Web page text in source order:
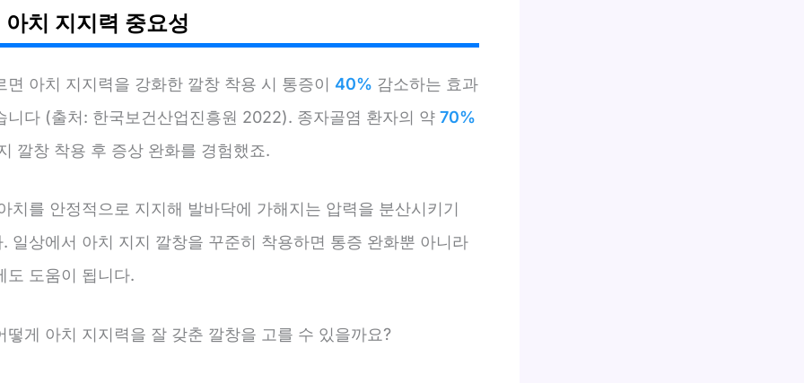
치 지지력 중요성
면 아치 지지력을 강화한 깔창 착용 시 통증이 40% 감소하는 효과
니다 (출처: 한국보건산업진흥원 2022). 종자골염 환자의 약 70%
깔창 착용 후 증상 완화를 경험했죠.
치를 안정적으로 지지해 발바닥에 가해지는 압력을 분산시키기
일상에서 아치 지지 깔창을 꾸준히 착용하면 통증 완화뿐 아니라
도 도움이 됩니다.
떻게 아치 지지력을 잘 갖춘 깔창을 고를 수 있을까요?